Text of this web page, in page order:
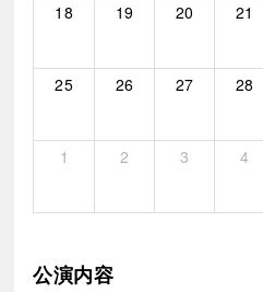
18 19 20 21
25 26 27 28
1 2 3 4
公演内容